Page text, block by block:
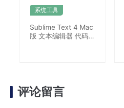
系统工具
Sublime Text 4 Mac
版 文本编辑器 代码编
评论留言